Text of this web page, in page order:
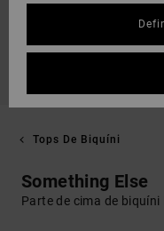
Tops De Biquíni
Something Else
Parte de cima de